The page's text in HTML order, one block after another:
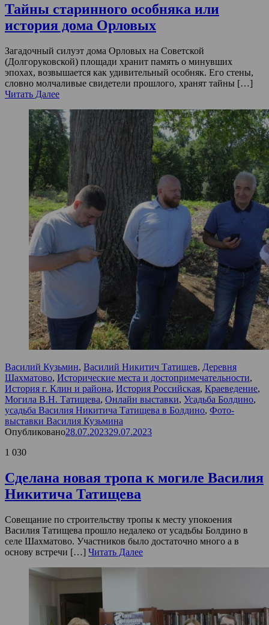
Тайны старинного особняка или
история дома Орловых
Загадочный силуэт дома Орловых на Советской
(Долгоруковской) площади хранит память о минувших
эпохах, возвышается как удивительный особняк. Его стены,
словно молчаливые свидетели прошлого, хранят тайны […]
Читать Далее
Василий Кузьмин, Василий Никитич Татищев, Деревня
Шахматово, Исторические места и достопримечательности,
История г. Клин и района, История Российская, Краеведение,
Могила В.Н. Татищева, Онлайн выставки, Усадьба Болдино,
усадьба Василия Никитича Татищева в Болдино, Фото-
выставки Василия Кузьмина
Опубликовано28.07.202329.07.2023
1 030
Сделана новая тропа к могиле Василия
Никитича Татищева
Совещание по строительству тропы к месту упокоения
Василия Татищева прошло недалеко от усадьбы Болдино в
селе Шахматово. Участников было достаточно много а в
основу встречи […] Читать Далее